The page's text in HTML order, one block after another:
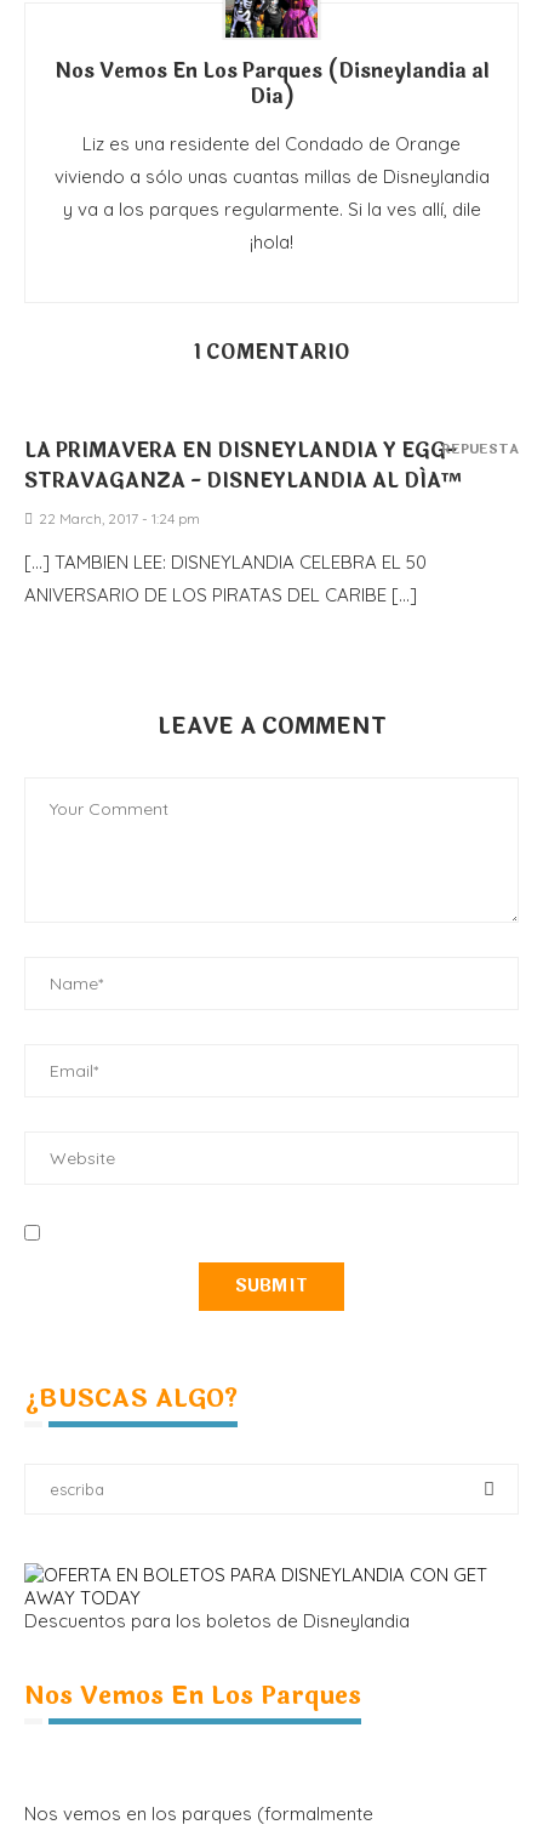
Nos Vemos En Los Parques (Disneylandia al
Dia)
Liz es una residente del Condado de Orange
viviendo a sólo unas cuantas millas de Disneylandia
y va a los parques regularmente. Si la ves allí, dile
¡hola!
1 COMENTARIO
LA PRIMAVERA EN DISNEYLANDIA Y EGG-
STRAVAGANZA - DISNEYLANDIA AL DÍA™
22 March, 2017 - 1:24 pm
[…] TAMBIEN LEE: DISNEYLANDIA CELEBRA EL 50
ANIVERSARIO DE LOS PIRATAS DEL CARIBE […]
REPUESTA
LEAVE A COMMENT
¿BUSCAS ALGO?
Descuentos para los boletos de Disneylandia
Nos Vemos En Los Parques
Nos vemos en los parques (formalmente